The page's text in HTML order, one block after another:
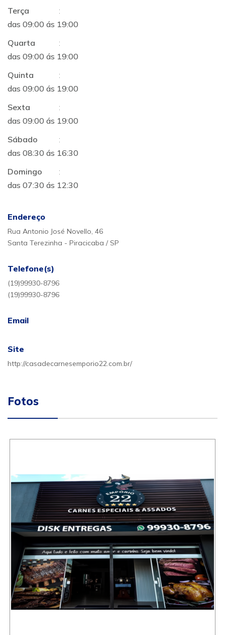
Terça
:
das 09:00 ás 19:00
Quarta
:
das 09:00 ás 19:00
Quinta
:
das 09:00 ás 19:00
Sexta
:
das 09:00 ás 19:00
Sábado
:
das 08:30 ás 16:30
Domingo
:
das 07:30 ás 12:30
Endereço
Rua Antonio José Novello, 46
Santa Terezinha - Piracicaba / SP
Telefone(s)
(19)99930-8796
(19)99930-8796
Email
Site
http://casadecarnesemporio22.com.br/
Fotos